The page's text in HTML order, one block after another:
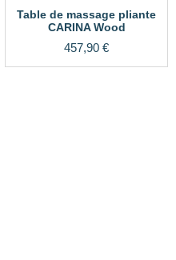
Table de massage pliante
CARINA Wood
457,90 €